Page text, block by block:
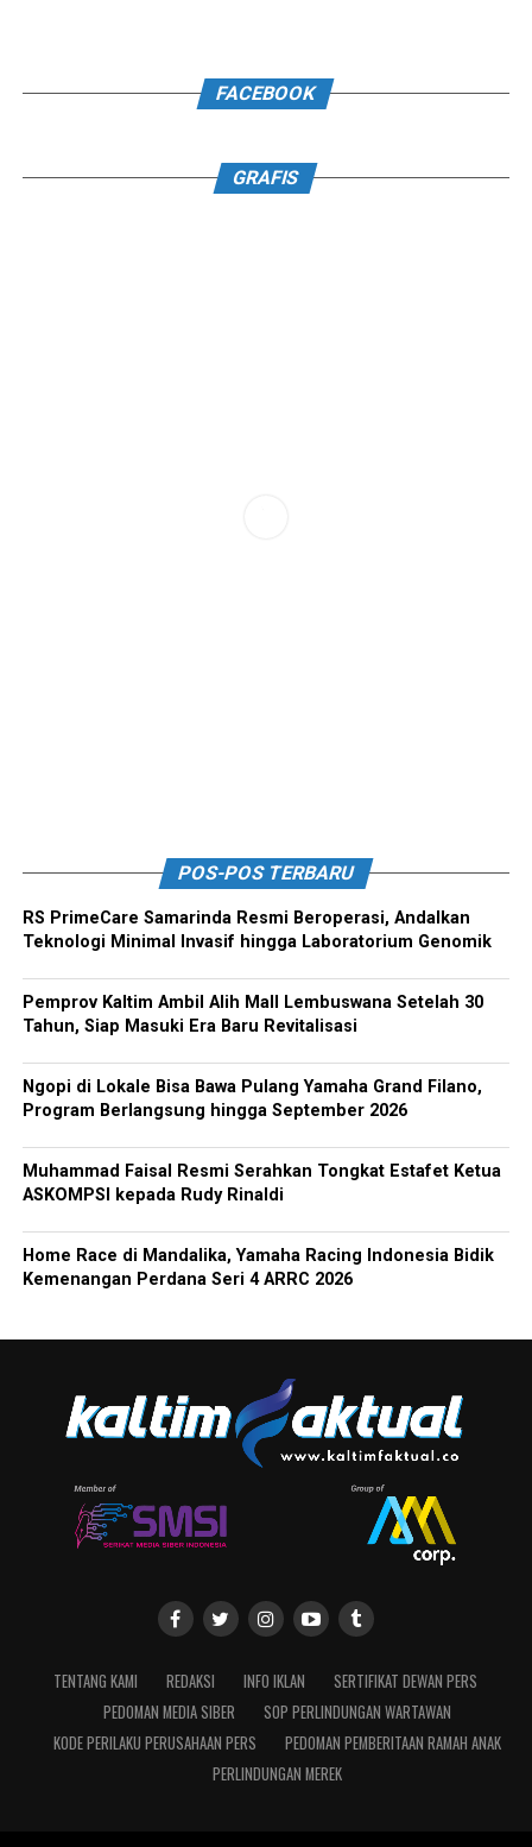
FACEBOOK
GRAFIS
POS-POS TERBARU
RS PrimeCare Samarinda Resmi Beroperasi, Andalkan
Teknologi Minimal Invasif hingga Laboratorium Genomik
Pemprov Kaltim Ambil Alih Mall Lembuswana Setelah 30
Tahun, Siap Masuki Era Baru Revitalisasi
Ngopi di Lokale Bisa Bawa Pulang Yamaha Grand Filano,
Program Berlangsung hingga September 2026
Muhammad Faisal Resmi Serahkan Tongkat Estafet Ketua
ASKOMPSI kepada Rudy Rinaldi
Home Race di Mandalika, Yamaha Racing Indonesia Bidik
Kemenangan Perdana Seri 4 ARRC 2026
TENTANG KAMI REDAKSI INFO IKLAN
SERTIFIKAT DEWAN PERS
PEDOMAN MEDIA SIBER
SOP PERLINDUNGAN WARTAWAN
KODE PERILAKU PERUSAHAAN PERS
PEDOMAN PEMBERITAAN RAMAH ANAK
PERLINDUNGAN MEREK